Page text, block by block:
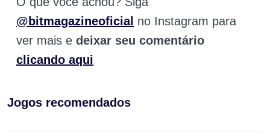
@bitmagazineoficial no Instagram para
ver mais e deixar seu comentário
clicando aqui
Jogos recomendados